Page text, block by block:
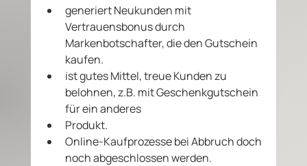
generiert Neukunden mit
Vertrauensbonus durch
Markenbotschafter, die den Gutschein
kaufen.
ist gutes Mittel, treue Kunden zu
belohnen, z.B. mit Geschenkgutschein
für ein anderes
Produkt.
Online-Kaufprozesse bei Abbruch doch
noch abgeschlossen werden.